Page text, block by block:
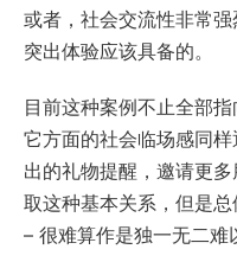
或者，社会交流性非常
突出体验应该具备的。
目前这种案例不止全部
它方面的社会临场感同
出的礼物提醒，邀请更
取这种基本关系，但是
– 很难算作是独一无二难